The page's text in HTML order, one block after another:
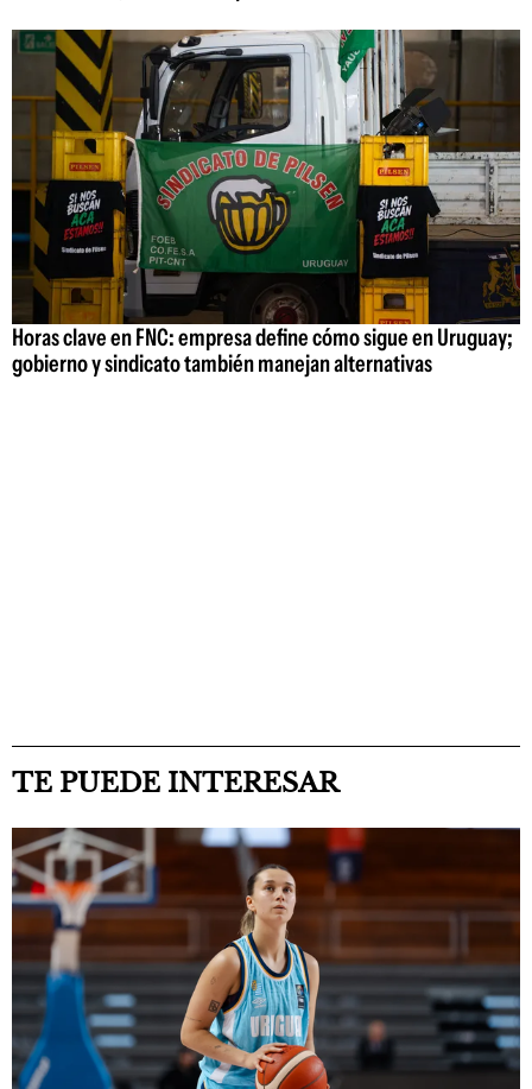
Horas clave en FNC: empresa define cómo sigue en Uruguay;
gobierno y sindicato también manejan alternativas
TE PUEDE INTERESAR